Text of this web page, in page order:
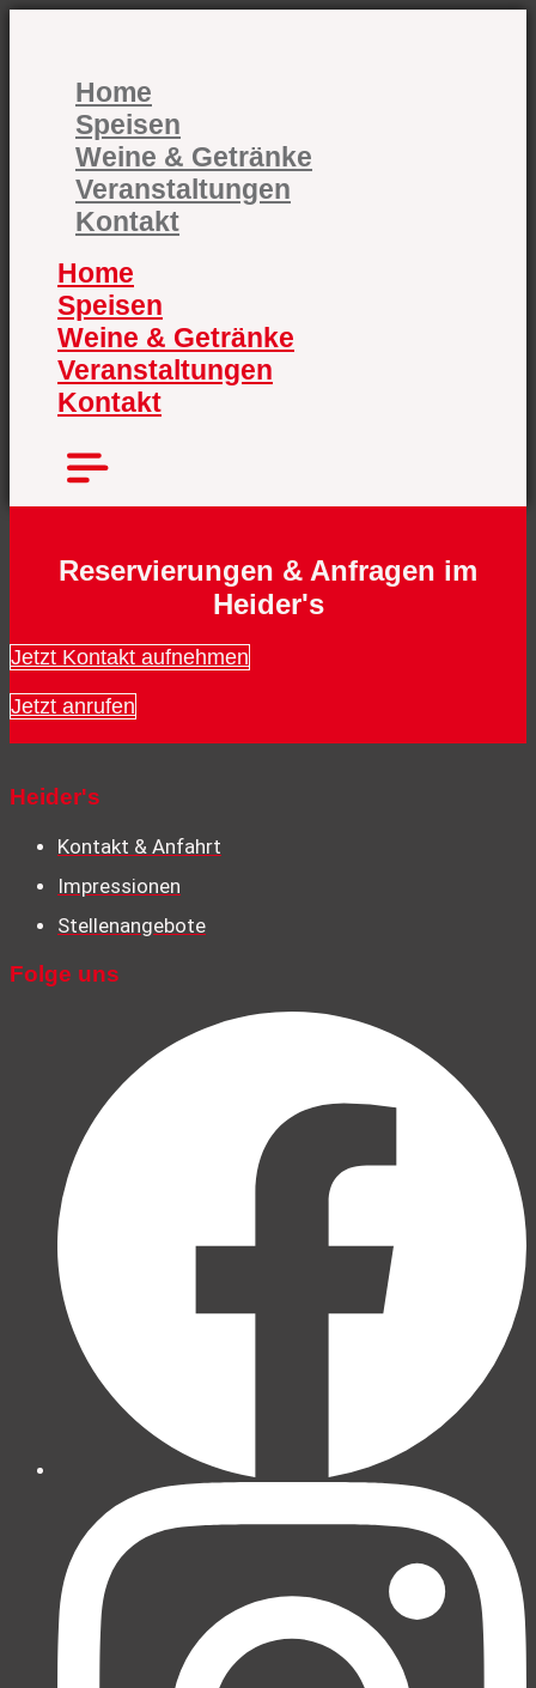
Home
Speisen
Weine & Getränke
Veranstaltungen
Kontakt
Home
Speisen
Weine & Getränke
Veranstaltungen
Kontakt
Reservierungen & Anfragen im
Heider's
Jetzt Kontakt aufnehmen
Jetzt anrufen
Heider's
Kontakt & Anfahrt
Impressionen
Stellenangebote
Folge uns